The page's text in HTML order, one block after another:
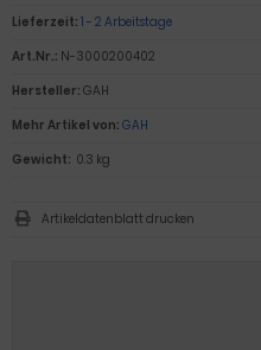
Lieferzeit: 1 - 2 Arbeitstage
Art.Nr.: N-3000200402
Hersteller: GAH
Mehr Artikel von: GAH
Gewicht: 0.3 kg
Artikeldatenblatt drucken